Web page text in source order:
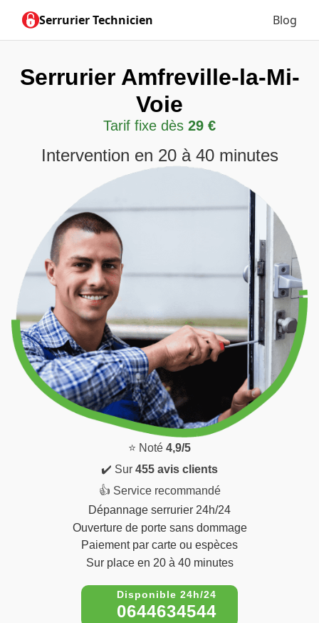
Serrurier Technicien Blog
Serrurier Amfreville-la-Mi-
Voie
Tarif fixe dès 29 €
Intervention en 20 à 40 minutes
⭐ Noté 4,9/5
✔️ Sur 455 avis clients
👍 Service recommandé
Dépannage serrurier 24h/24
Ouverture de porte sans dommage
Paiement par carte ou espèces
Sur place en 20 à 40 minutes
0644634544